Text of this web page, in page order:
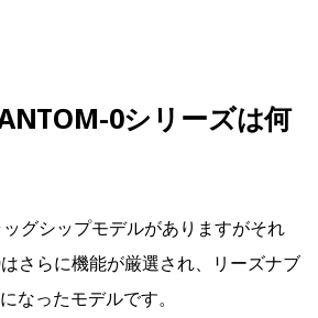
0シリーズは何
グシップモデルがありますがそれ
さらに機能が厳選され、リーズナブ
なったモデルです。